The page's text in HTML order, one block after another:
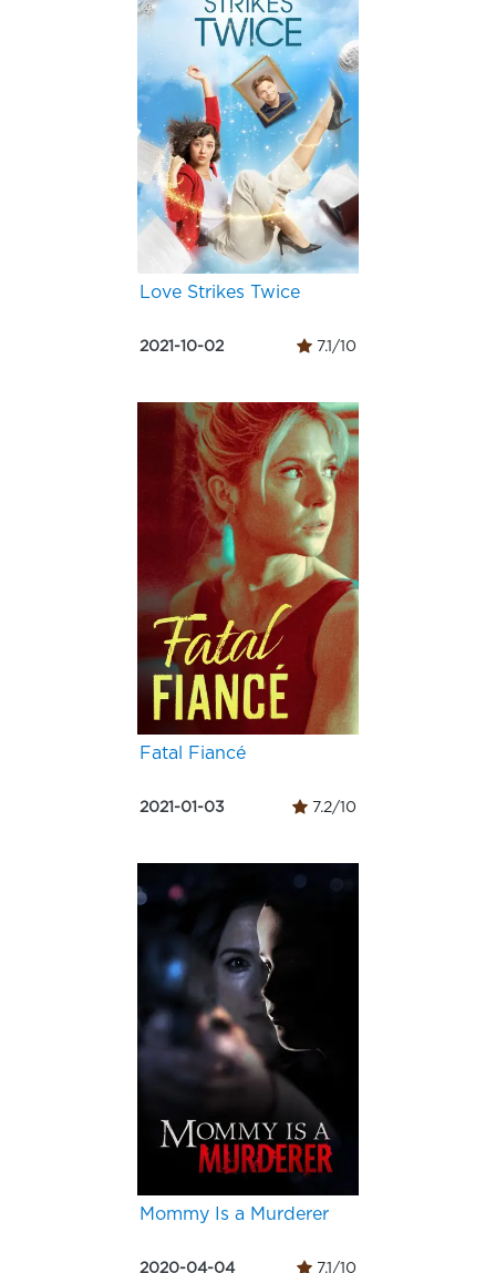
Love Strikes Twice
2021-10-02 7.1/10
Fatal Fiancé
2021-01-03 7.2/10
Mommy Is a Murderer
2020-04-04 7.1/10